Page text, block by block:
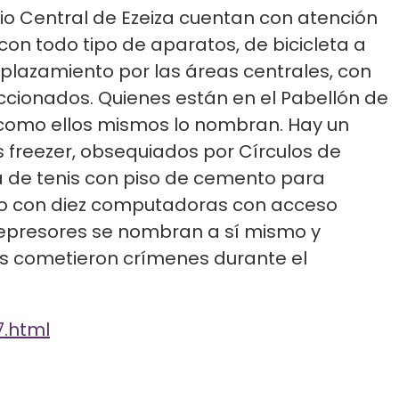
Central de Ezeiza cuentan con atención
todo tipo de aparatos, de bicicleta a
por las áreas centrales, con
Quienes están en el Pabellón de
ellos mismos lo nombran. Hay un
obsequiados por Círculos de
tenis con piso de cemento para
con diez computadoras con acceso
se nombran a sí mismo y
cometieron crímenes durante el